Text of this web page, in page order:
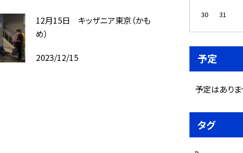
12月15日 キッザニア東京（かも
め）
2023/12/15
30
31
予定
予定はあり
タグ